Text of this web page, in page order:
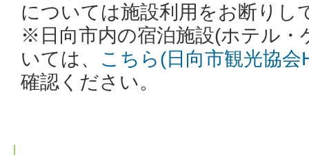
については施設利用をお断りし
※日向市内の宿泊施設(ホテル・
いては、 こちら(日向市観光協
確認ください。